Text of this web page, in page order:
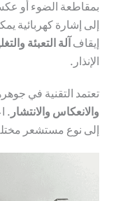
بمقاطعة الضوء أو
إلى إشارة كهربائية
إيقاف آلة التعبئة
الإنذار.
تعتمد التقنية في
والانعكاس والانتشار .
إلى نوع مستشعر